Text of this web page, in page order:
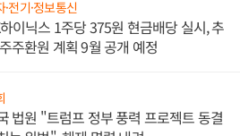
·전기·정보통신
이닉스 1주당 375원 현금배당 실시, 추
주환원 계획 9월 공개 예정
법원 "트럼프 정부 풍력 프로젝트 동결